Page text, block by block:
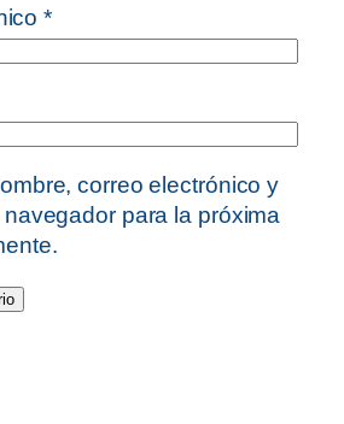
*
correo electrónico y
para la próxima